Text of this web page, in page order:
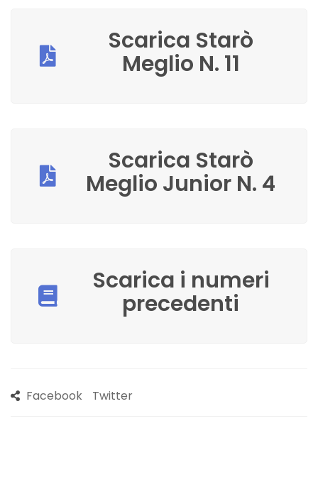
Scarica Starò
Meglio N. 11
Scarica Starò
Meglio Junior N. 4
Scarica i numeri
precedenti
Facebook Twitter